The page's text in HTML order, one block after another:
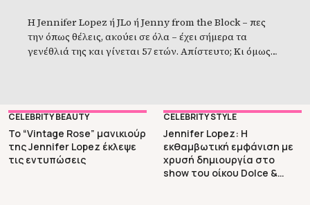
Η Jennifer Lopez ή JLo ή Jenny from the Block – πες
την όπως θέλεις, ακούει σε όλα – έχει σήμερα τα
γενέθλιά της και γίνεται 57 ετών. Απίστευτο; Κι όμως
CELEBRITY BEAUTY
Το “Vintage Rose” μανικιούρ
της Jennifer Lopez έκλεψε
τις εντυπώσεις
CELEBRITY STYLE
Jennifer Lopez: Η
εκθαμβωτική εμφάνιση με
χρυσή δημιουργία στο
show του οίκου Dolce &